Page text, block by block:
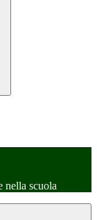
nella scuola